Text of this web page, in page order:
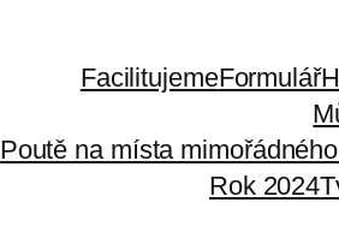
FacilitujemeFormulář
Poutě na místa
Rok 2024